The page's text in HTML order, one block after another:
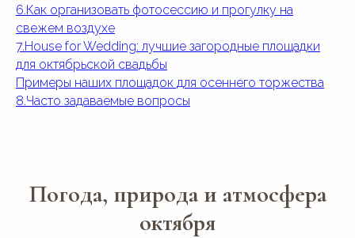
6.Как организовать фотосессию и прогулку на
свежем воздухе
7.House for Wedding: лучшие загородные площадки
для октябрьской свадьбы
Примеры наших площадок для осеннего торжества
8.Часто задаваемые вопросы
Погода, природа и атмосфера
октября